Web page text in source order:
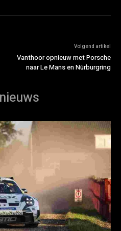
Volgend artikel
Vanthoor opnieuw met Porsche
naar Le Mans en Nürburgring